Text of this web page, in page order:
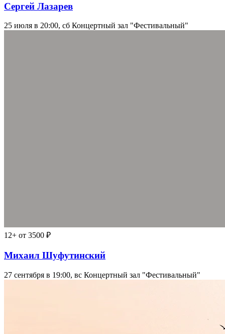
Сергей Лазарев
25 июля в 20:00, сб Концертный зал "Фестивальный"
12+ от 3500 ₽
Михаил Шуфутинский
27 сентября в 19:00, вс Концертный зал "Фестивальный"